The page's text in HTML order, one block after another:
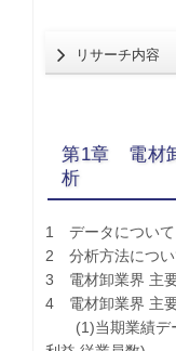
リサーチ内容
第1章 電材
析
1 データについて
2 分析方法につい
3 電材卸業界 主
4 電材卸業界 主
(1)当期業績デー